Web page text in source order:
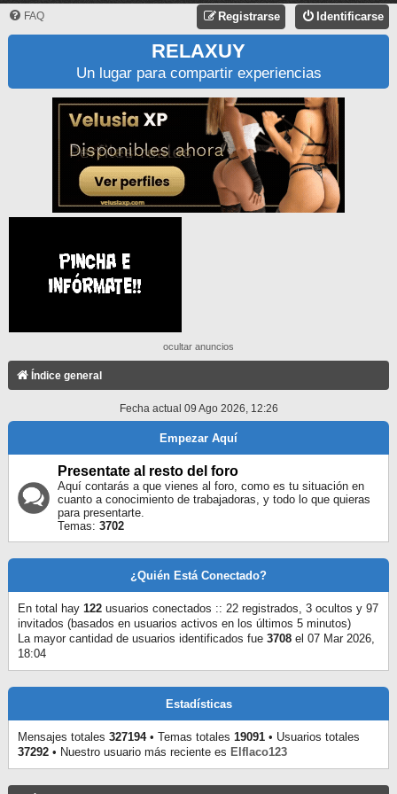
FAQ Identificarse
Registrarse
RELAXUY
Un lugar para compartir experiencias
ocultar anuncios
Índice general
Fecha actual 09 Ago 2026, 12:26
Empezar Aquí
Presentate al resto del foro
Aquí contarás a que vienes al foro, como es tu situación en
cuanto a conocimiento de trabajadoras, y todo lo que quieras
para presentarte.
Temas: 3702
¿Quién Está Conectado?
En total hay 122 usuarios conectados :: 22 registrados, 3 ocultos y 97
invitados (basados en usuarios activos en los últimos 5 minutos)
La mayor cantidad de usuarios identificados fue 3708 el 07 Mar 2026,
18:04
Estadísticas
Mensajes totales 327194• Temas totales 19091 • Usuarios totales
37292 • Nuestro usuario más reciente es Elflaco123